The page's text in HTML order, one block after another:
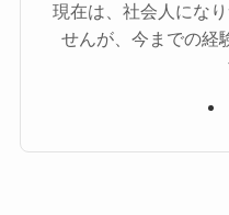
現在は、社会人にな
せんが、今までの経